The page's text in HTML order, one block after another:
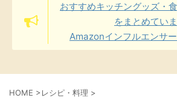
おすすめキッチングッズ・
をまとめていま
Amazonインフルエンサ
HOME >レシピ・料理 >